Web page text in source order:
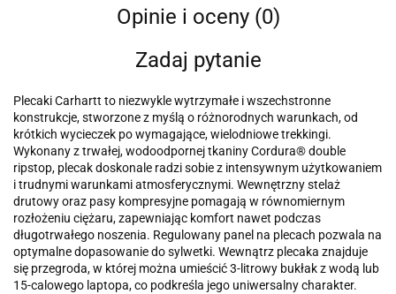
Opinie i oceny (0)
Zadaj pytanie
Plecaki Carhartt to niezwykle wytrzymałe i wszechstronne
konstrukcje, stworzone z myślą o różnorodnych warunkach, od
krótkich wycieczek po wymagające, wielodniowe trekkingi.
Wykonany z trwałej, wodoodpornej tkaniny Cordura® double
ripstop, plecak doskonale radzi sobie z intensywnym użytkowaniem
i trudnymi warunkami atmosferycznymi. Wewnętrzny stelaż
drutowy oraz pasy kompresyjne pomagają w równomiernym
rozłożeniu ciężaru, zapewniając komfort nawet podczas
długotrwałego noszenia. Regulowany panel na plecach pozwala na
optymalne dopasowanie do sylwetki. Wewnątrz plecaka znajduje
się przegroda, w której można umieścić 3-litrowy bukłak z wodą lub
15-calowego laptopa, co podkreśla jego uniwersalny charakter.